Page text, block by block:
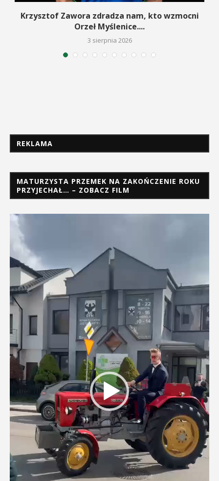
Krzysztof Zawora zdradza nam, kto wzmocni
Orzeł Myślenice....
3 sierpnia 2026
REKLAMA
MATURZYSTA PRZEMEK NA ZAKOŃCZENIE ROKU
PRZYJECHAŁ… – ZOBACZ FILM
Odtwarzacz